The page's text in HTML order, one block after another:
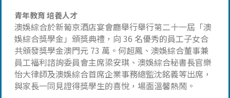
青年教育 培養人才
澳娛綜合於新葡京酒店宴會廳舉行舉行第二十一屆「澳
娛綜合獎學金」頒獎典禮，向 36 名優秀的員工子女合
共頒發獎學金澳門元 73 萬。何超鳳、澳娛綜合董事兼
員工福利諮詢委員會主席梁安琪、澳娛綜合秘書長官樂
怡大律師及澳娛綜合首席企業事務總監沈銘義等出席，
與家長一同見證得獎學生的喜悅，場面溫馨熱鬧。